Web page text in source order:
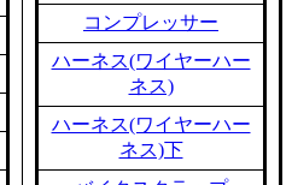
コンプレッサー
ハーネス(ワイヤーハー
ネス)
ハーネス(ワイヤーハー
ネス)下